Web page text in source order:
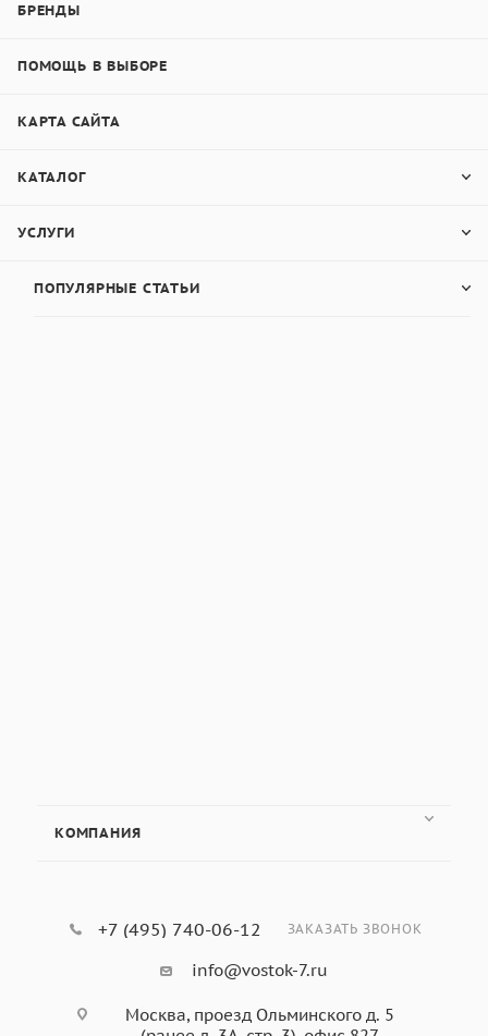
БРЕНДЫ
ПОМОЩЬ В ВЫБОРЕ
КАРТА САЙТА
КАТАЛОГ
УСЛУГИ
ПОПУЛЯРНЫЕ СТАТЬИ
КОМПАНИЯ
+7 (495) 740-06-12 ЗАКАЗАТЬ ЗВОНОК
info@vostok-7.ru
Москва, проезд Ольминского д. 5